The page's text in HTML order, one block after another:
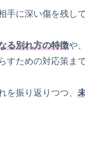
手に深い傷を残し
る別れ方の特徴や
すための対応策ま
を振り返りつつ、